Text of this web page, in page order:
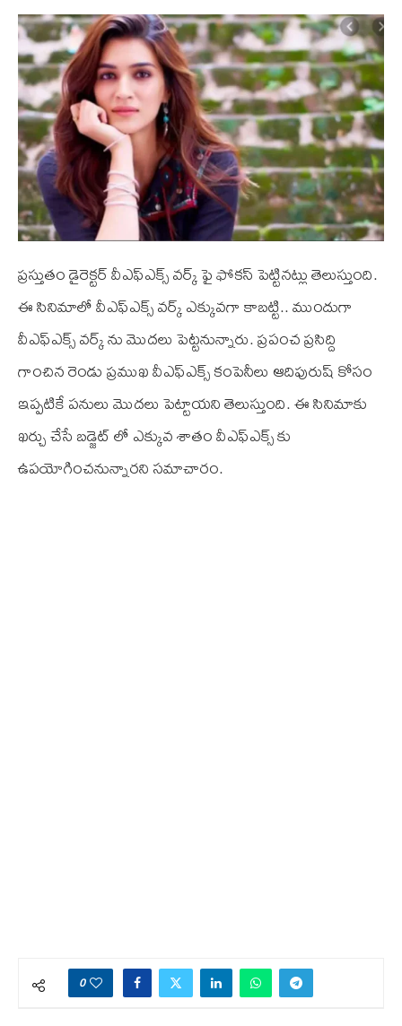
ప్రస్తుతం డైరెక్టర్ వీఎఫ్ఎక్స్ వర్క్ ఫై ఫోకస్ పెట్టినట్లు తెలుస్తుంది.
ఈ సినిమాలో వీఎఫ్ఎక్స్ వర్క్ ఎక్కువగా కాబట్టి.. ముందుగా
వీఎఫ్ఎక్స్ వర్క్ ను మొదలు పెట్టనున్నారు. ప్రపంచ ప్రసిద్ది
గాంచిన రెండు ప్రముఖ వీఎఫ్ఎక్స్ కంపెనీలు ఆదిపురుష్ కోసం
ఇప్పటికే పనులు మొదలు పెట్టాయని తెలుస్తుంది. ఈ సినిమాకు
ఖర్చు చేసే బడ్జెట్ లో ఎక్కువ శాతం వీఎఫ్ఎక్స్ కు
ఉపయోగించనున్నారని సమాచారం.
0